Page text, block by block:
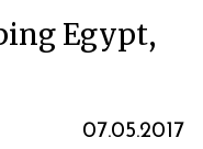
Egypt,
07.05.2017